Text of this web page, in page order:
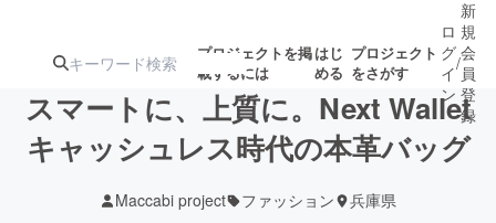
プロジェクトを掲
載するには
はじ
める
プロジェクト
をさがす
ターン
ジェクト
募集終了が近いプ
ロジェクト
ロ
グ
イ
ン
/
新
規
会
員
登
録
スマートに、上質に。Next Wallet
キャッシュレス時代の本革バッグ
Maccabi project ファッション 兵庫県